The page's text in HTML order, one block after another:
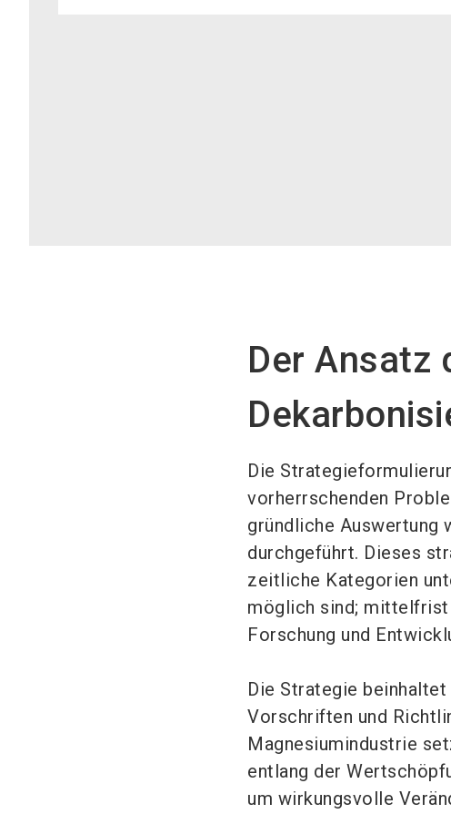
Der Ansatz
Die
vorherrschenden
gründliche Auswertung
durchgeführt. Dieses
zeitliche Kategorien
möglich sind;
Forschung und
Die Strategie
Vorschriften und
Magnesiumindustrie
entlang der
um wirkungsvolle